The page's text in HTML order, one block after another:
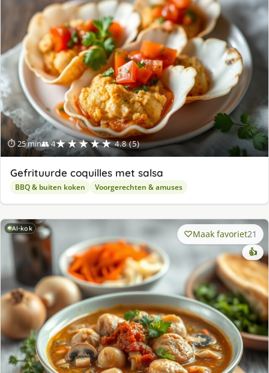
⏱ 25 min👥 4★★★★★ 4.8 (5)
Gefrituurde coquilles met salsa
BBQ & buiten koken Voorgerechten & amuses
AI-kok Maak favoriet21
👍